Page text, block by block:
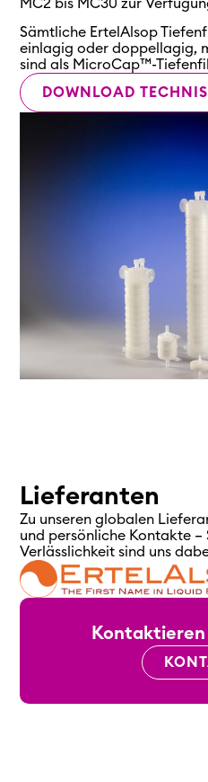
MC2 bis MC30 zur
Sämtliche ErtelAlsop
einlagig oder doppellagig,
sind als MicroCap™-
DOWNLOAD
Lieferanten
Zu unseren globalen
und persönliche Kontakte –
Verlässlichkeit sind uns
Kontaktieren